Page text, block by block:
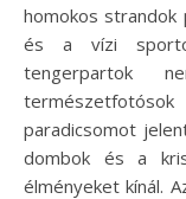
homokos strandok
és a vízi
tengerpartok
paradicsomot
dombok és a
élményeket kínál.